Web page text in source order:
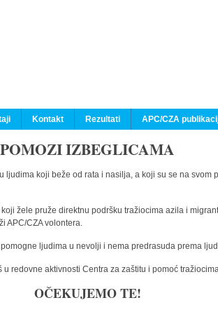
Kontakt Rezultati APC/CZA
POMOZI IZBEGLICAMA
koji beže od rata i nasilja, a koji su se na
žele pruže direktnu podršku tražiocima azila i
APC/CZA volontera.
ljudima u nevolji i nema predrasuda prema
redovne aktivnosti Centra za zaštitu i pomoć
OČEKUJEMO TE!